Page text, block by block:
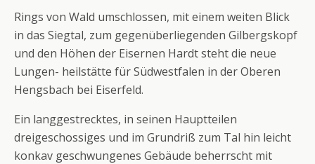
Rings von Wald umschlossen, mit einem weiten Blick
in das Siegtal, zum gegenüberliegenden Gilbergskopf
und den Höhen der Eisernen Hardt steht die neue
Lungen- heilstätte für Südwestfalen in der Oberen
Hengsbach bei Eiserfeld.
Ein langgestrecktes, in seinen Hauptteilen
dreigeschossiges und im Grundriß zum Tal hin leicht
konkav geschwungenes Gebäude beherrscht mit